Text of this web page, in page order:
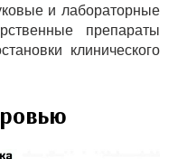
и лабораторные
препараты
клинического